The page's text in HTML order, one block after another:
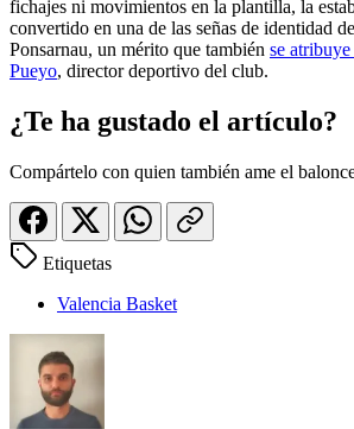
fichajes ni movimientos en la plantilla, la
convertido en una de las señas de identidad
Ponsarnau, un mérito que también se
Pueyo, director deportivo del club.
¿Te ha gustado el artículo?
Compártelo con quien también ame el
Etiquetas
Valencia Basket